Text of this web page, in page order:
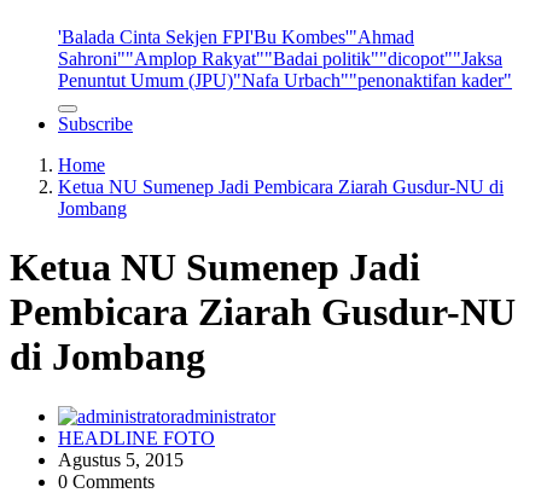
'Balada Cinta Sekjen FPI'Bu Kombes'"Ahmad
Sahroni""Amplop Rakyat""Badai politik""dicopot""Jaksa
Penuntut Umum (JPU)"Nafa Urbach""penonaktifan kader"
Subscribe
Home
Ketua NU Sumenep Jadi Pembicara Ziarah Gusdur-NU di
Jombang
Ketua NU Sumenep Jadi
Pembicara Ziarah Gusdur-NU
di Jombang
administrator
HEADLINE FOTO
Agustus 5, 2015
0 Comments